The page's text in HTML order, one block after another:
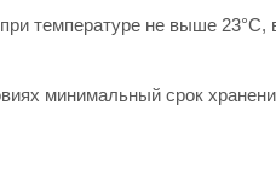
температуре не выше 23°C,
минимальный срок